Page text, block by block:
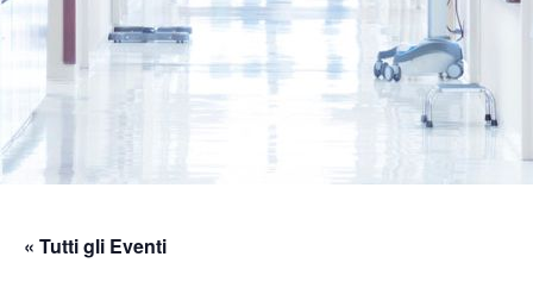
« Tutti gli Eventi